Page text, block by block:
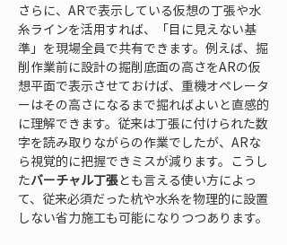
さらに、ARで表示している仮想の丁張や水
糸ラインを活用すれば、「目に見えない基
準」を現場全員で共有できます。例えば、掘
削作業前に設計の掘削底面の高さをARの仮
想平面で表示させておけば、重機オペレータ
ーはその高さになるまで掘ればよいと直感的
に理解できます。従来は丁張に付けられた数
字を読み取りながらの作業でしたが、ARな
ら視覚的に把握できミスが減ります。こうし
たバーチャル丁張とも言える使い方によっ
て、従来必須だった杭や水糸を物理的に設置
しない省力施工も可能になりつつあります。